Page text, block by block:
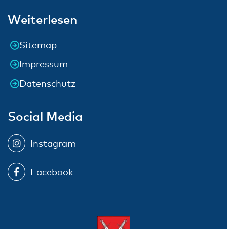
Weiterlesen
Sitemap
Impressum
Datenschutz
Social Media
Instagram
Facebook